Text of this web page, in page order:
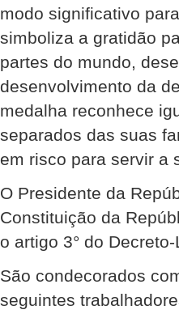
modo significativo
simboliza a gratidão
partes do mundo,
desenvolvimento da
medalha reconhece
separados das suas
em risco para servir a
O Presidente da
Constituição da
o artigo 3° do
São condecorados
seguintes